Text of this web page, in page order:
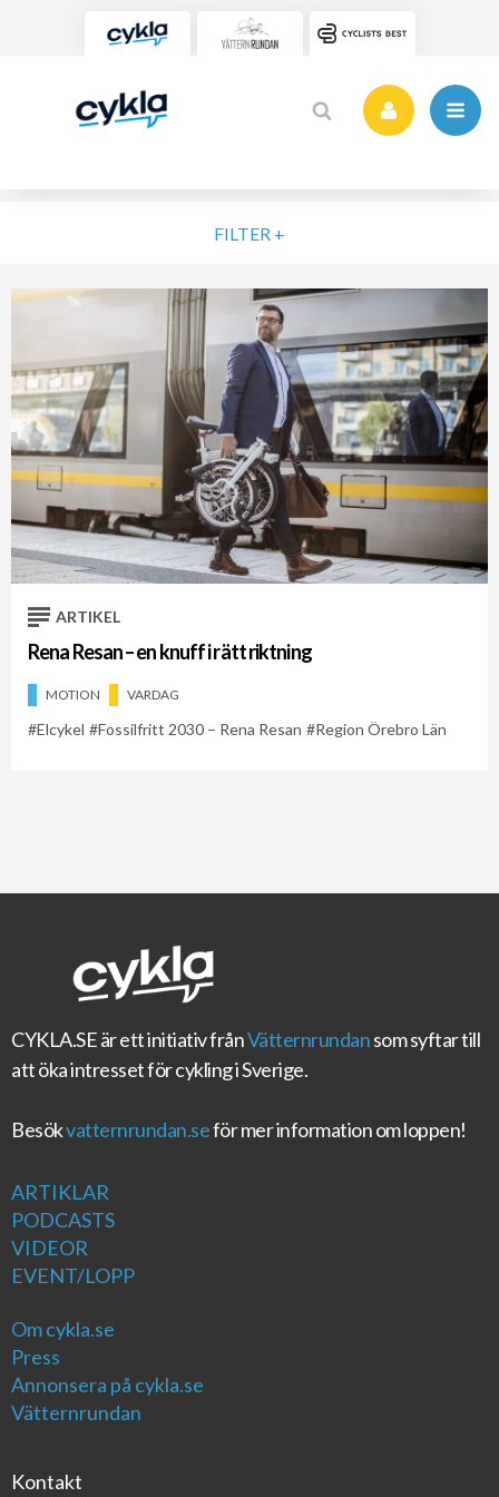
FILTER +
NYBÖRJARE
VARDAG
POPULÄRA TAGGAR
Vätternrundan
Motionslopp
Cykling
Cykelveckan 2025
MTB
Träning
Vättern Bike Games
MTB-Lopp
Cykelveckan 2021
Cykelveckan 2026
Region Örebro Län
SORTERA PÅ
RENSA
ARTIKEL
Rena Resan – en knuff i rätt riktning
MOTION VARDAG
Elcykel Fossilfritt 2030 – Rena Resan Region Örebro Län
CYKLA.SEär ett initiativ frånVätternrundansom syftar till
att öka intresset för cykling i Sverige.
Besökvatternrundan.seför mer information om loppen!
ARTIKLAR
PODCASTS
VIDEOR
EVENT/LOPP
Om cykla.se
Press
Annonsera på cykla.se
Vätternrundan
Kontakt